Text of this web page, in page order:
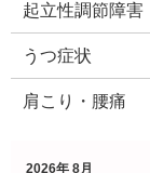
起立性調節障害
うつ症状
肩こり・腰痛
2026年 8月